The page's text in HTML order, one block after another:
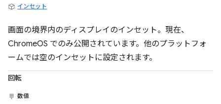
インセット
画面の境界内のディスプレイのインセット。現在、
ChromeOS でのみ公開されています。他のプラットフォ
ームでは空のインセットに設定されます。
回転
数値